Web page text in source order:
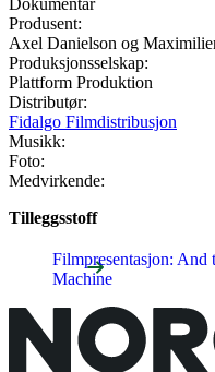
Dokumentar
Produsent:
Axel Danielson og
Produksjonsselskap:
Plattform Produktion
Distributør:
Fidalgo Filmdistribusjon
Musikk:
Foto:
Medvirkende:
Tilleggsstoff
Filmpresentasjon: And
Machine